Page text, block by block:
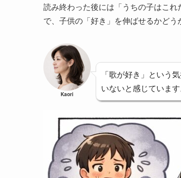
読み終わった後には「うちの子はこ
で、子供の「好き」を伸ばせるかどう
Kaori
「歌が好き」という
いないと感じています